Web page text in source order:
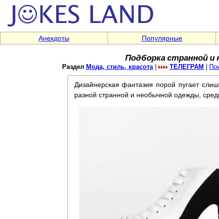
Анекдоты Популярные
Подборка странной
Раздел Мода, стиль, красота| ТЕЛЕГРАМ
Дизайнерская фантазия порой пугает
разной странной и необычной одежды,